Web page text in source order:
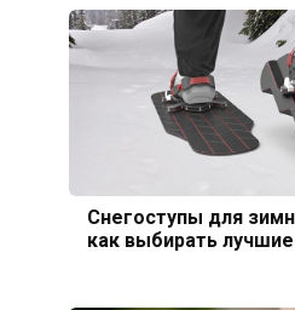
Снегоступы для
как выбирать лучшие